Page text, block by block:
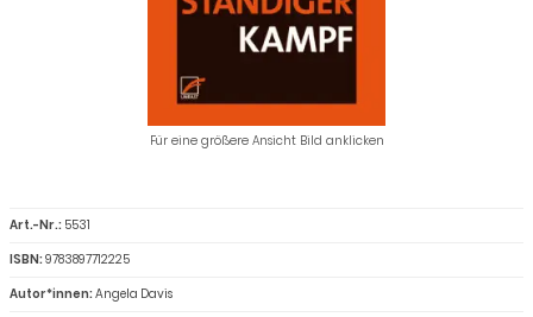
Für eine größere Ansicht Bild anklicken
Art.-Nr.: 5531
ISBN:9783897712225
Autor*innen:Angela Davis